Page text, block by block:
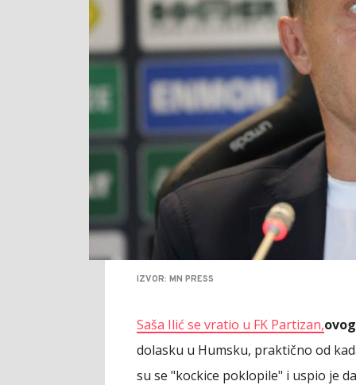
IZVOR: MN PRESS
Saša Ilić se vratio u FK Partizan,
dolasku u Humsku, praktično od
su se "kockice poklopile" i uspio je